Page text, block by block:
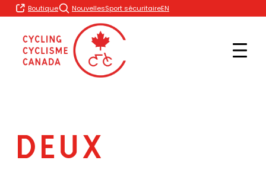
Skip
to
Boutique NouvellesSport sécuritaireEN
DEUX